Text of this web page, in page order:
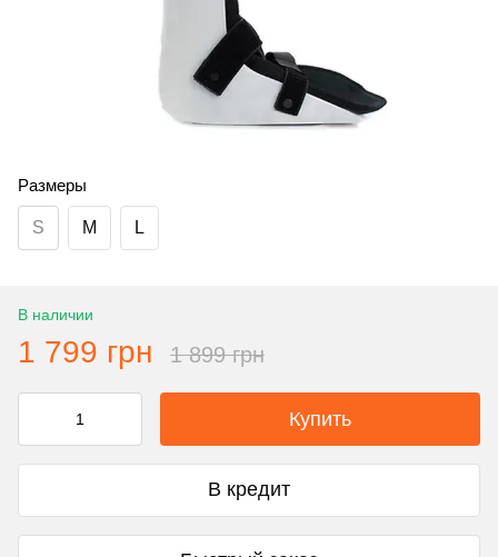
Размеры
S M L
В наличии
1 799 грн 1 899 грн
Купить
В кредит